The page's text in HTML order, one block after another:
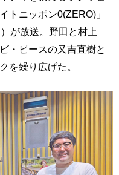
トニッポン0(ZERO)」
が放送。野田と村上
・ピースの又吉直樹と
を繰り広げた。